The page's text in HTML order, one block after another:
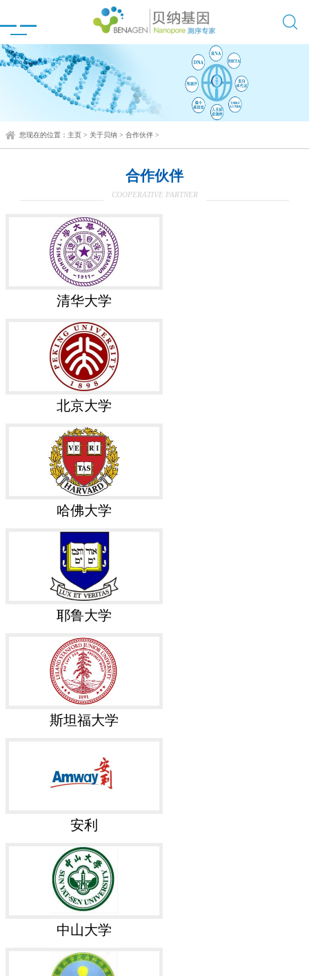

您现在的位置： 主页 > 关于贝纳 > 合作伙伴 >
合作伙伴
COOPERATIVE PARTNER
清华大学
北京大学
哈佛大学
耶鲁大学
斯坦福大学
安利
中山大学